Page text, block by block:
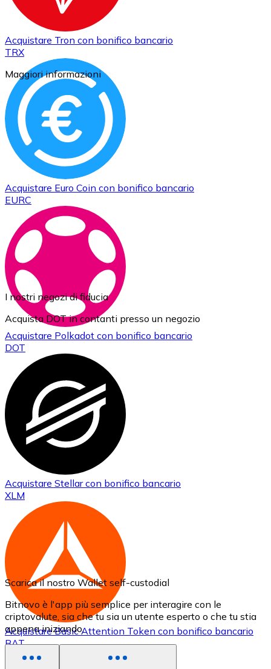
Acquistare Tron con bonifico bancario
TRX
Acquistare Euro Coin con bonifico bancario
EURC
Acquistare Polkadot con bonifico bancario
DOT
Acquistare Stellarcon bonifico bancario
XLM
AcquistareBasic Attention Token con bonifico bancario
BAT
Maggiori informazioni
I nostri negozi di fiducia
Acquista DOT in contanti presso un negozio
Scarica il nostro Wallet self-custodial
Bitnovo è l'app più semplice per interagire con le
criptovalute, sia che tu sia un utente esperto o che tu stia
appena iniziando.